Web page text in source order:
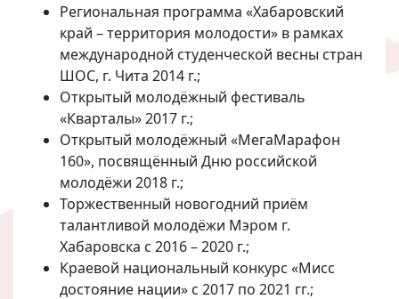
Региональная программа «Хабаровский
край – территория молодости» в рамках
международной студенческой весны стран
ШОС, г. Чита 2014 г.;
Открытый молодёжный фестиваль
«Кварталы» 2017 г.;
Открытый молодёжный «МегаМарафон
160», посвящённый Дню российской
молодёжи 2018 г.;
Торжественный новогодний приём
талантливой молодёжи Мэром г.
Хабаровска с 2016 – 2020 г.;
Краевой национальный конкурс «Мисс
достояние нации» с 2017 по 2021 гг.;